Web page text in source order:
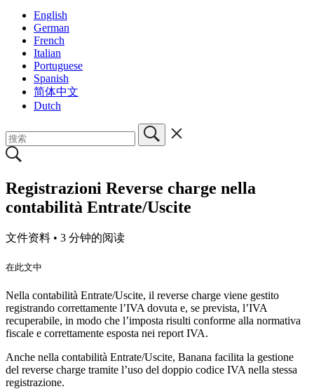
English
German
French
Italian
Portuguese
Spanish
简体中文
Dutch
Registrazioni Reverse charge nella
contabilità Entrate/Uscite
文件资料 • 3 分钟的阅读
在此文中
Nella contabilità Entrate/Uscite, il reverse charge viene gestito
registrando correttamente l’IVA dovuta e, se prevista, l’IVA
recuperabile, in modo che l’imposta risulti conforme alla normativa
fiscale e correttamente esposta nei report IVA.
Anche nella contabilità Entrate/Uscite, Banana facilita la gestione
del reverse charge tramite l’uso del doppio codice IVA nella stessa
registrazione.